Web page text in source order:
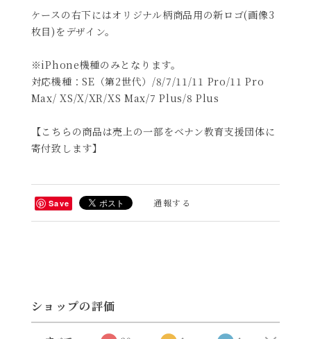
ケースの右下にはオリジナル柄商品用の新ロゴ(画像3
枚目)をデザイン。
※iPhone機種のみとなります。
対応機種：SE（第2世代）/8/7/11/11 Pro/11 Pro
Max/ XS/X/XR/XS Max/7 Plus/8 Plus
【こちらの商品は売上の一部をベナン教育支援団体に
寄付致します】
Save 通報する
ショップの評価